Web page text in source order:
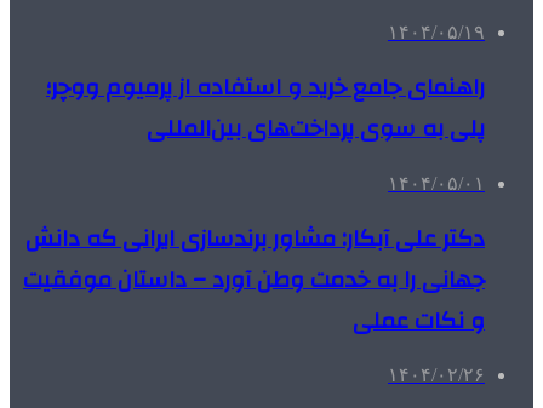
۱۴۰۴/۰۵/۱۹
راهنمای جامع خرید و استفاده از پرمیوم ووچر؛
پلی به سوی پرداخت‌های بین‌المللی
۱۴۰۴/۰۵/۰۱
دکتر علی آبکار: مشاور برندسازی ایرانی که دانش
جهانی را به خدمت وطن آورد – داستان موفقیت
و نکات عملی
۱۴۰۴/۰۲/۲۶